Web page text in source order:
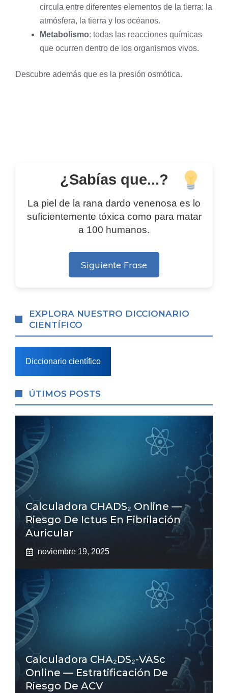
circula entre diferentes elementos de la tierra: la
atmósfera, la tierra y los océanos.
Metabolismo: todas las reacciones químicas
que ocurren dentro de los organismos vivos.
Descubre además que es la presión osmótica.
¿Sabías que...?
La piel de la rana dardo venenosa es lo
suficientemente tóxica como para matar
a 100 humanos.
Siguiente Frase
EXPLORA NUESTRO DICCIONARIO
CIENTÍFICO
Diccionario científico
ÚTIMOS POSTS
Calculadora CHADS₂ Online —
Riesgo De Ictus En Fibrilación
Auricular
noviembre 19, 2025
Calculadora CHA₂DS₂-VASc
Online — Estratificación De
Riesgo De ACV